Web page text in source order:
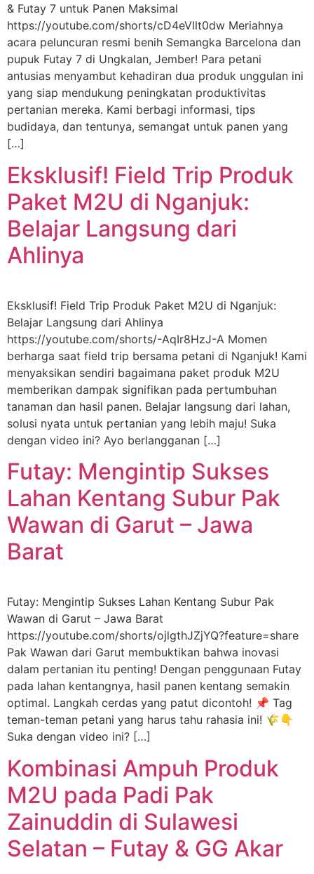
& Futay 7 untuk Panen Maksimal
https://youtube.com/shorts/cD4eVllt0dw Meriahnya
acara peluncuran resmi benih Semangka Barcelona dan
pupuk Futay 7 di Ungkalan, Jember! Para petani
antusias menyambut kehadiran dua produk unggulan ini
yang siap mendukung peningkatan produktivitas
pertanian mereka. Kami berbagi informasi, tips
budidaya, dan tentunya, semangat untuk panen yang
[…]
Eksklusif! Field Trip Produk
Paket M2U di Nganjuk:
Belajar Langsung dari
Ahlinya
Eksklusif! Field Trip Produk Paket M2U di Nganjuk:
Belajar Langsung dari Ahlinya
https://youtube.com/shorts/-AqIr8HzJ-A Momen
berharga saat field trip bersama petani di Nganjuk! Kami
menyaksikan sendiri bagaimana paket produk M2U
memberikan dampak signifikan pada pertumbuhan
tanaman dan hasil panen. Belajar langsung dari lahan,
solusi nyata untuk pertanian yang lebih maju! Suka
dengan video ini? Ayo berlangganan […]
Futay: Mengintip Sukses
Lahan Kentang Subur Pak
Wawan di Garut – Jawa
Barat
Futay: Mengintip Sukses Lahan Kentang Subur Pak
Wawan di Garut – Jawa Barat
https://youtube.com/shorts/ojlgthJZjYQ?feature=share
Pak Wawan dari Garut membuktikan bahwa inovasi
dalam pertanian itu penting! Dengan penggunaan Futay
pada lahan kentangnya, hasil panen kentang semakin
optimal. Langkah cerdas yang patut dicontoh! 📌 Tag
teman-teman petani yang harus tahu rahasia ini! 🌾👇
Suka dengan video ini? […]
Kombinasi Ampuh Produk
M2U pada Padi Pak
Zainuddin di Sulawesi
Selatan – Futay & GG Akar